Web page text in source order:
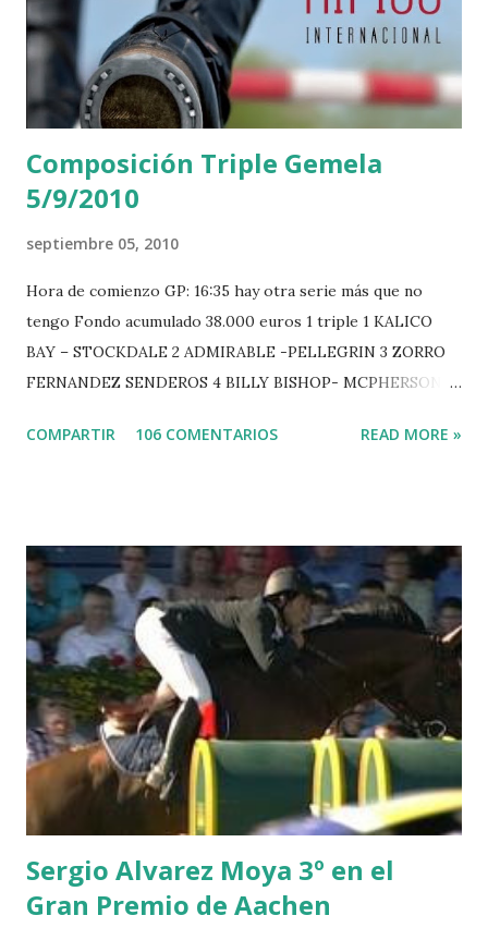
Composición Triple Gemela
5/9/2010
septiembre 05, 2010
Hora de comienzo GP: 16:35 hay otra serie más que no
tengo Fondo acumulado 38.000 euros 1 triple 1 KALICO
BAY – STOCKDALE 2 ADMIRABLE -PELLEGRIN 3 ZORRO
FERNANDEZ SENDEROS 4 BILLY BISHOP- MCPHERSON 5
-EPAILLARD 7 GIG AMAI M WHITAKER 8 SILVANA DU
POWER - MILLAR 5 ARMANIE -VOORN 6 QUERLYBET
HERO -LEJAUNE 7 MO CHROI - O’BRIEN 8 CARMENA Z -
BREEN 9 JALLA DE GAVIERE -RAMZY AL DUHAMI 10
NOVEL -PHILIPPAERTS 3 triple 1 LATE NIGHT -LEVY 2 K
CLUB LADY -O’CONNOR 3 QUICK STUDY - HOUGH 4
LORENZO -AHLMANN 5 L’ESPOIR -GULLIKSEN 6
TOPINAMBOUR -LEPREVOST 7 WISCONSIN 111 -MOYA 8
INTERTOY Z - BRASH 9 HERALD –CORDON 10 SELDANA
DI CAMPALTO -SHARBATLY Vuelta Triunfal... el ganador
del Gran Premio en su vuelta de honor
COMPARTIR 106 COMENTARIOS READ MORE »
Sergio Alvarez Moya 3º en el
Gran Premio de Aachen